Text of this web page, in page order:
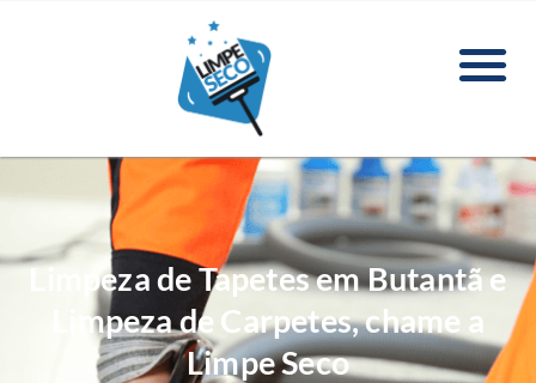
Limpeza de Tapetes em Butantã e
Limpeza de Carpetes, chame a
Limpe Seco